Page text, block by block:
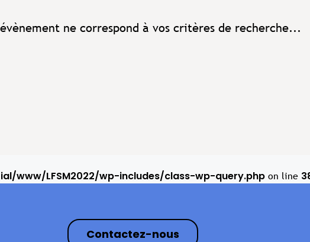
ne correspond à vos critères de recherche...
www/LFSM2022/wp-includes/class-wp-query.php on line
Contactez-nous